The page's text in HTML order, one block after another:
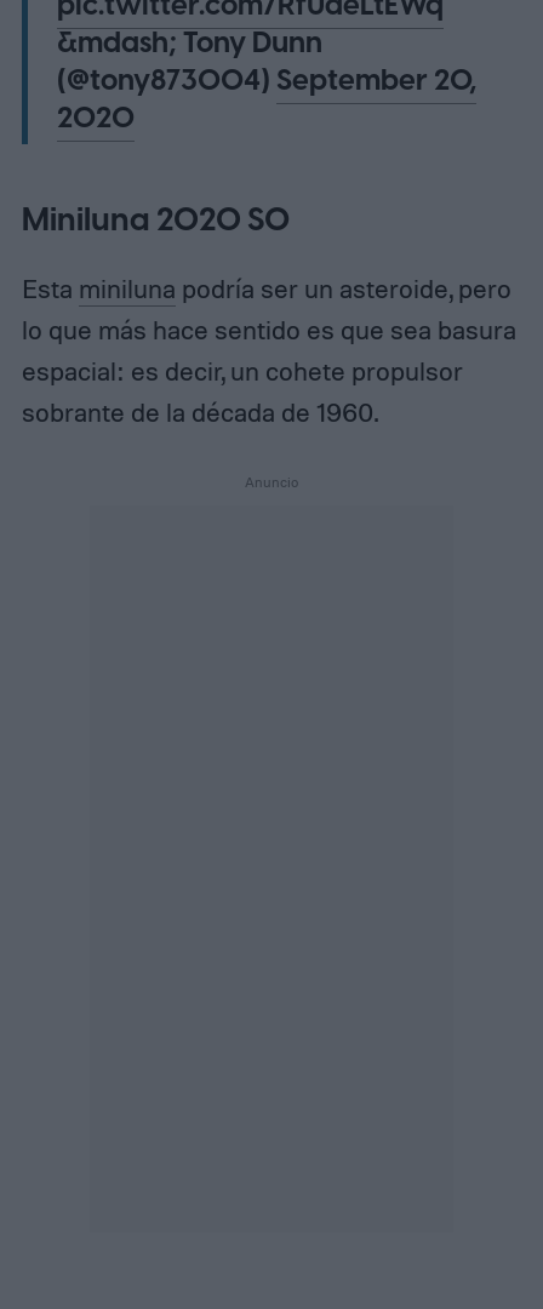
&mdash; Tony Dunn
(@tony873004) September 20,
2020
Miniluna 2020 SO
Esta miniluna podría ser un asteroide, pero
lo que más hace sentido es que sea basura
espacial: es decir, un cohete propulsor
sobrante de la década de 1960.